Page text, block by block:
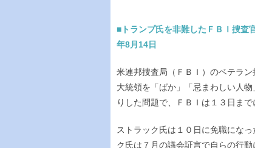
■トランプ氏を非難したＦＢＩ捜
年8月14日
米連邦捜査局（ＦＢＩ）のベテラ
大統領を「ばか」「忌まわしい人
りした問題で、ＦＢＩは１３日まで
ストラック氏は１０日に免職にな
ク氏は７月の議会証言で自らの行